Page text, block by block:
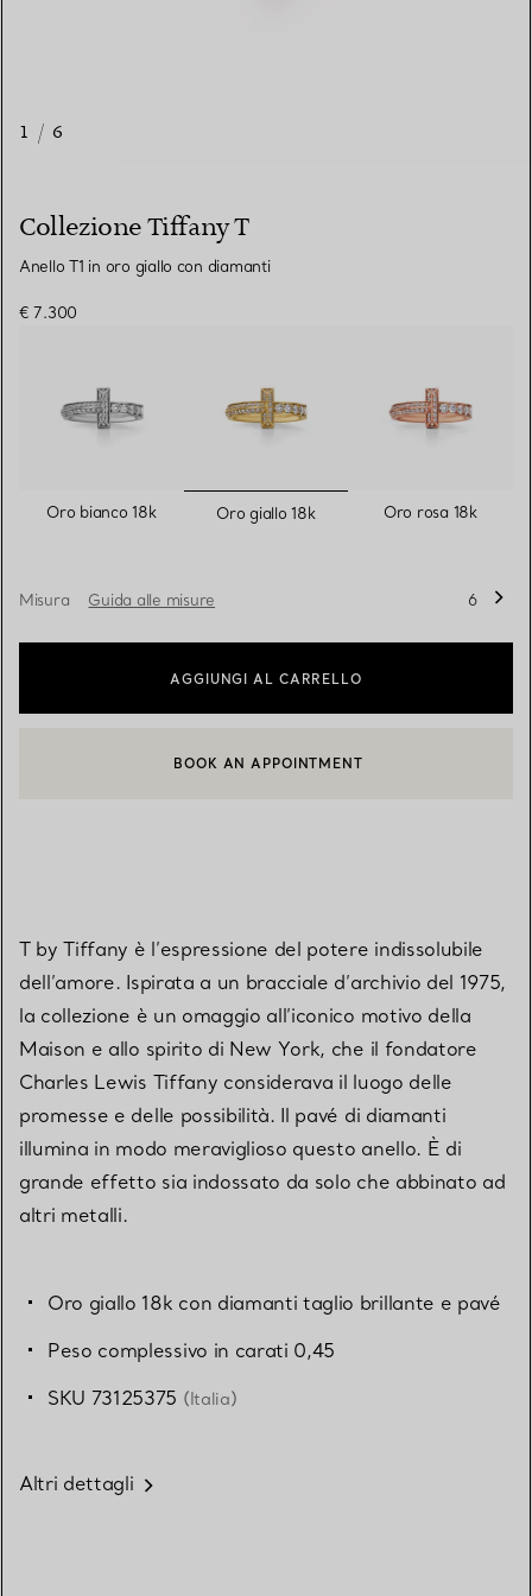
1 / 6
Collezione Tiffany T
Anello T1 in oro giallo con diamanti
€ 7.300
Oro bianco 18k selezionato/i
Oro giallo 18k Oro rosa 18k
Misura Guida alle misure 6
AGGIUNGI AL CARRELLO
CONTATTA UN CONSULENTE CLIENTI O PRENOTA UN
BOOK AN APPOINTMENT
T by Tiffany è l’espressione del potere indissolubile
dell’amore. Ispirata a un bracciale d’archivio del 1975,
la collezione è un omaggio all’iconico motivo della
Maison e allo spirito di New York, che il fondatore
Charles Lewis Tiffany considerava il luogo delle
promesse e delle possibilità. Il pavé di diamanti
illumina in modo meraviglioso questo anello. È di
grande effetto sia indossato da solo che abbinato ad
altri metalli.
Oro giallo 18k con diamanti taglio brillante e pavé
Peso complessivo in carati 0,45
SKU 73125375 (Italia)
Altri dettagli